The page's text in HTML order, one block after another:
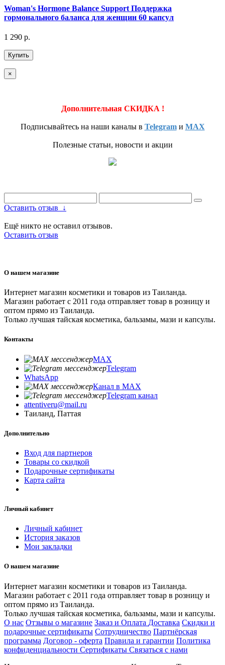
Woman's Hormone Balance Support Поддержка
гормонального баланса для женщин 60 капсул
1 290 р.
Купить
×
Дополнительная СКИДКА !
Подписывайтесь на наши каналы в Telegramи MAX
Полезные статьи, новости и акции
Оставить отзыв ↓
Ещё никто не оставил отзывов.
Оставить отзыв
О нашем магазине
Интернет магазин косметики и товаров из Таиланда.
Магазин работает с 2011 года отправляет товар в розницу и
оптом прямо из Таиланда.
Только лучшая тайская косметика, бальзамы, мази и капсулы.
Контакты
MAX
Telegram
WhatsApp
Канал в MAX
Telegram канал
attentiveru@mail.ru
Таиланд, Паттая
Дополнительно
Вход для партнеров
Товары со скидкой
Подарочные сертификаты
Карта сайта
Личный кабинет
Личный кабинет
История заказов
Мои закладки
О нашем магазине
Интернет магазин косметики и товаров из Таиланда.
Магазин работает с 2011 года отправляет товар в розницу и
оптом прямо из Таиланда.
Только лучшая тайская косметика, бальзамы, мази и капсулы.
О нас Отзывы о магазине Заказ и Оплата Доставка Скидки и
подарочные сертификаты Сотрудничество Партнёрская
программа Договор - оферта Правила и гарантии Политика
конфиденциальности Сертификаты Связаться с нами